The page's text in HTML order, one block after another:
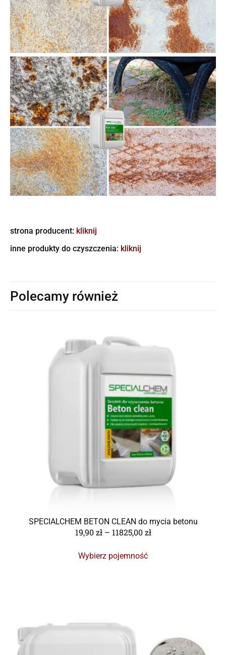
strona producent: kliknij
inne produkty do czyszczenia: kliknij
Polecamy również
SPECIALCHEM BETON CLEAN do mycia betonu
19,90zł – 11825,00zł
Wybierz pojemność